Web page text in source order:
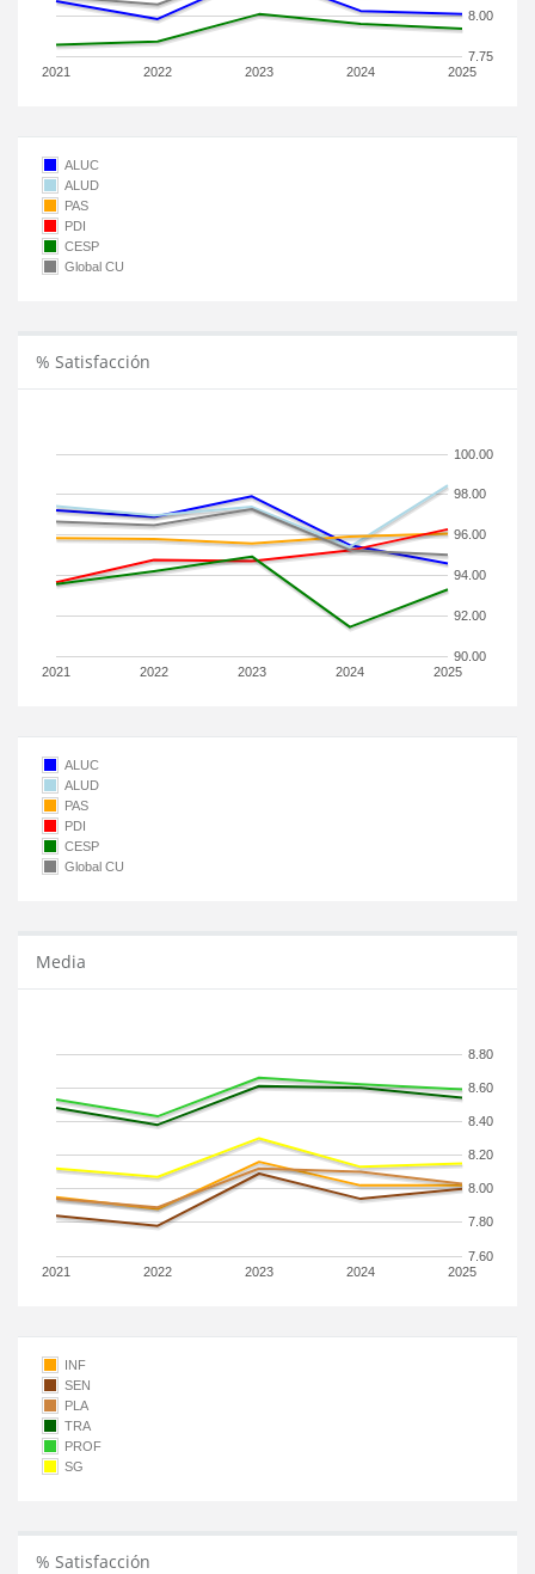
2021 2022 2023 2024 2025
7.75
8.00
ALUC
ALUD
PAS
PDI
CESP
Global CU
% Satisfacción
2021 2022 2023 2024 2025
90.00
92.00
94.00
96.00
98.00
100.00
ALUC
ALUD
PAS
PDI
CESP
Global CU
Media
2021 2022 2023 2024 2025
7.60
7.80
8.00
8.20
8.40
8.60
8.80
INF
SEN
PLA
TRA
PROF
SG
% Satisfacción